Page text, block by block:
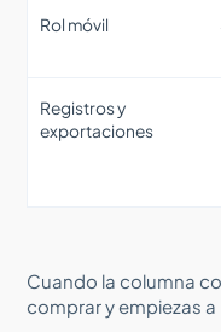
Rol móvil
Registros y
exportaciones
Cuando la columna
comprar y empiezas a